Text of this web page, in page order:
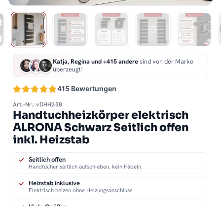
415 Bewertungen
Katja, Regina und +415 anderesind von der Marke
überzeugt!
Art.-Nr.: vDHH258
Handtuchheizkörper elektrisch
ALRONA Schwarz Seitlich offen
inkl. Heizstab
Seitlich offen
Handtücher seitlich aufschieben, kein Fädeln.
Heizstab inklusive
Elektrisch heizen ohne Heizungsanschluss.